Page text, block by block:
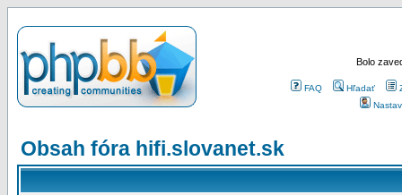
Bolo
FAQ Hľadať
Obsah fóra hifi.slovanet.sk